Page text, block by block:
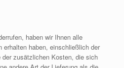
haben wir Ihnen alle
erhalten haben, einschließlich der
zusätzlichen Kosten, die sich